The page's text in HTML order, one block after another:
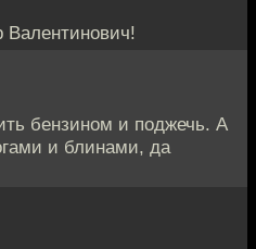
бензином и поджечь. А
и блинами, да